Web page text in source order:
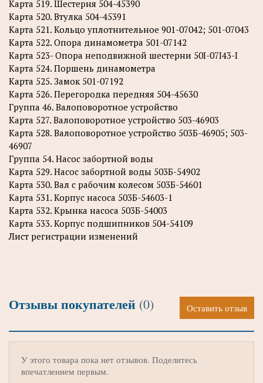
Карта 519. Шестерня 504-45390
Карта 520. Втулка 504-45391
Карта 521. Кольцо уплотнительное 901-07042; 501-07043
Карта 522. Опора динамометра 501-07142
Карта 523- Опора неподвижной шестерни 50I-07I43-I
Карта 524. Поршень динамометра
Карта 525. Замок 501-07192
Карта 526. Перегородка передняя 504-45630
Группа 46. Валоповоротное устройство
Карта 527. Валоповоротное устройство 503-46903
Карта 528. Валоповоротное устройство 503Б-46905; 503-
46907
Группа 54. Насос забортной воды
Карта 529. Насос забортной воды 503Б-54902
Карта 530. Вал с рабочим колесом 503Б-54601
Карта 531. Корпус насоса 503Б-54603-1
Карта 532. Крынка насоса 503Б-54003
Карта 533. Корпус подшипников 504-54109
Лист регистрации изменений
Отзывы покупателей (0) Оставить отзыв
У этого товара пока нет отзывов. Поделитесь
впечатлением первым.